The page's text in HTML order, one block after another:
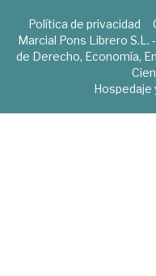
Política de privacidad
Marcial Pons Librero
de Derecho, Economía,
Hospedaje